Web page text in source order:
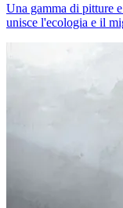
Una gamma di pitture
unisce l'ecologia e il